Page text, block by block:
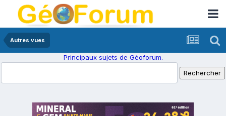
Autres vues
Principaux sujets de Géoforum.